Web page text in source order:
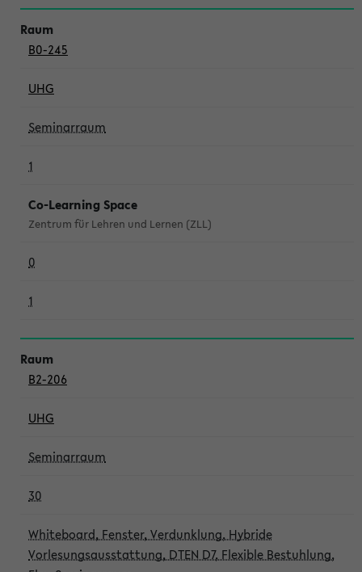
B0-245
UHG
Seminarraum
1
Co-Learning Space
Zentrum für Lehren und Lernen (ZLL)
0
1
B2-206
UHG
Seminarraum
30
Whiteboard, Fenster, Verdunklung, Hybride
Vorlesungsausstattung, DTEN D7, Flexible Bestuhlung,